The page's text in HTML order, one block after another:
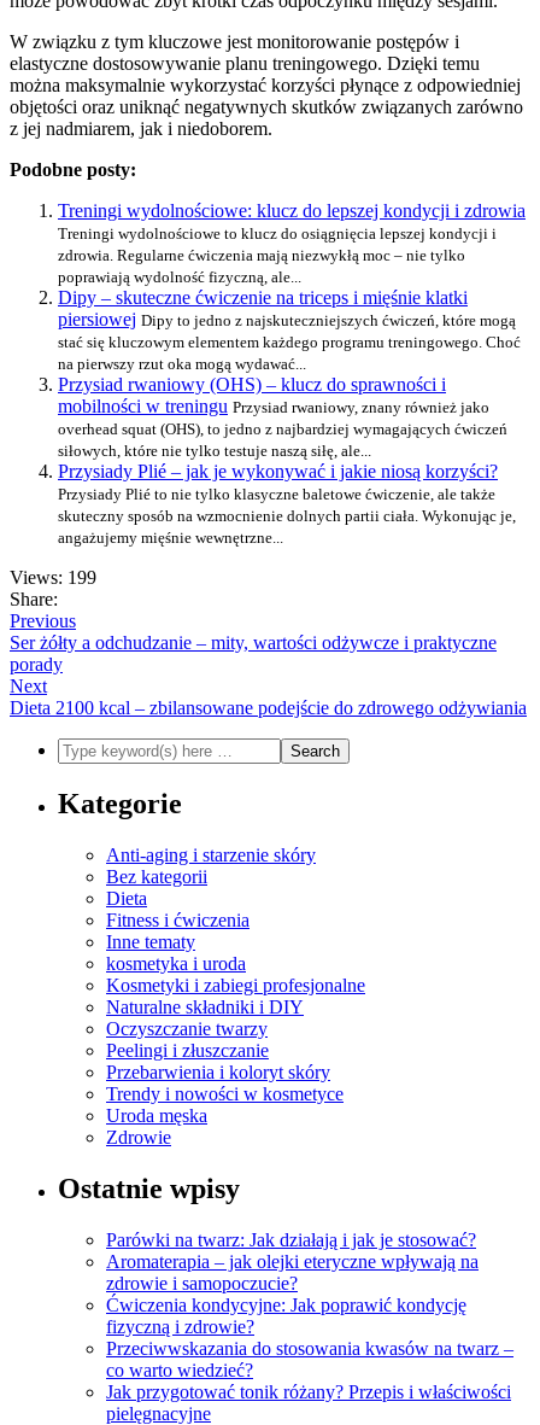
W związku z tym kluczowe jest monitorowanie postępów i
elastyczne dostosowywanie planu treningowego. Dzięki temu
można maksymalnie wykorzystać korzyści płynące z odpowiedniej
objętości oraz uniknąć negatywnych skutków związanych zarówno
z jej nadmiarem, jak i niedoborem.
Podobne posty:
Treningi wydolnościowe: klucz do lepszej kondycji i zdrowia
Treningi wydolnościowe to klucz do osiągnięcia lepszej kondycji i
zdrowia. Regularne ćwiczenia mają niezwykłą moc – nie tylko
poprawiają wydolność fizyczną, ale...
Dipy – skuteczne ćwiczenie na triceps i mięśnie klatki
piersiowej Dipy to jedno z najskuteczniejszych ćwiczeń, które mogą
stać się kluczowym elementem każdego programu treningowego. Choć
na pierwszy rzut oka mogą wydawać...
Przysiad rwaniowy (OHS) – klucz do sprawności i
mobilności w treningu Przysiad rwaniowy, znany również jako
overhead squat (OHS), to jedno z najbardziej wymagających ćwiczeń
siłowych, które nie tylko testuje naszą siłę, ale...
Przysiady Plié – jak je wykonywać i jakie niosą korzyści?
Przysiady Plié to nie tylko klasyczne baletowe ćwiczenie, ale także
skuteczny sposób na wzmocnienie dolnych partii ciała. Wykonując je,
angażujemy mięśnie wewnętrzne...
Views: 199
Share:
Previous
Ser żółty a odchudzanie – mity, wartości odżywcze i praktyczne
porady
Next
Dieta 2100 kcal – zbilansowane podejście do zdrowego odżywiania
Kategorie
Anti-aging i starzenie skóry
Bez kategorii
Dieta
Fitness i ćwiczenia
Inne tematy
kosmetyka i uroda
Kosmetyki i zabiegi profesjonalne
Naturalne składniki i DIY
Oczyszczanie twarzy
Peelingi i złuszczanie
Przebarwienia i koloryt skóry
Trendy i nowości w kosmetyce
Uroda męska
Zdrowie
Ostatnie wpisy
Parówki na twarz: Jak działają i jak je stosować?
Aromaterapia – jak olejki eteryczne wpływają na
zdrowie i samopoczucie?
Ćwiczenia kondycyjne: Jak poprawić kondycję
fizyczną i zdrowie?
Przeciwwskazania do stosowania kwasów na twarz –
co warto wiedzieć?
Jak przygotować tonik różany? Przepis i właściwości
pielęgnacyjne